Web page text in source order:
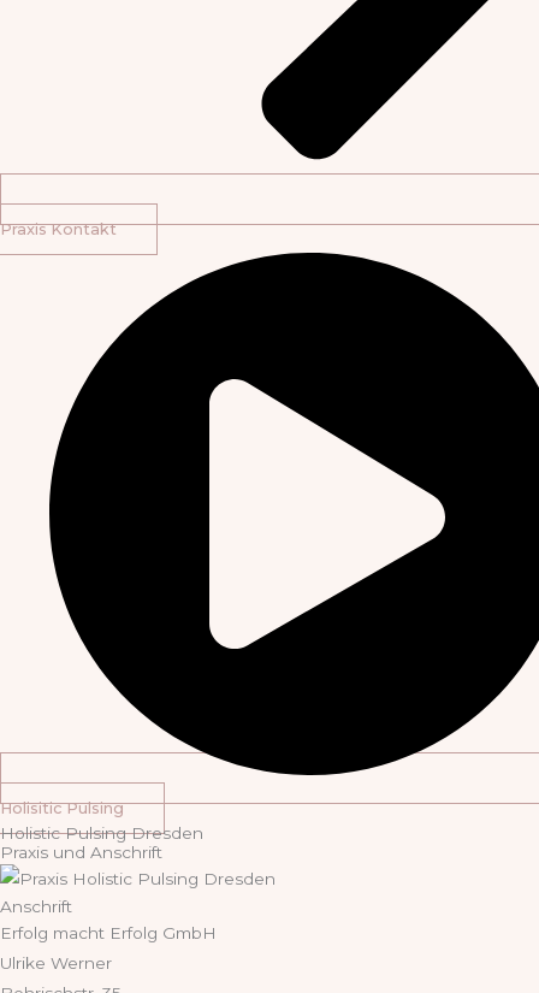
Praxis Kontakt
Holisitic Pulsing
Holistic Pulsing Dresden
Praxis und Anschrift
Anschrift
Erfolg macht Erfolg GmbH
Ulrike Werner